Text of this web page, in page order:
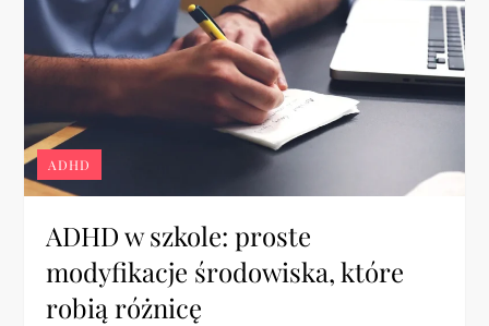
ADHD
ADHD w szkole: proste
modyfikacje środowiska, które
robią różnicę